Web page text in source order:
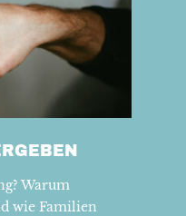
Warum
wie Familien